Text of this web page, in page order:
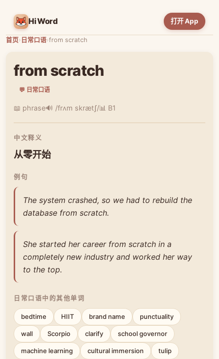
HiWord 打开 App
首页› 日常口语›from scratch
from scratch
💬 日常口语
📖 phrase🔊 /frʌm skrætʃ/📊 B1
中文释义
从零开始
例句
The system crashed, so we had to rebuild the
database from scratch.
She started her career from scratch in a
completely new industry and worked her way
to the top.
日常口语中的其他单词
bedtime HIIT brand name punctuality
wall Scorpio clarify school governor
machine learning cultural immersion tulip